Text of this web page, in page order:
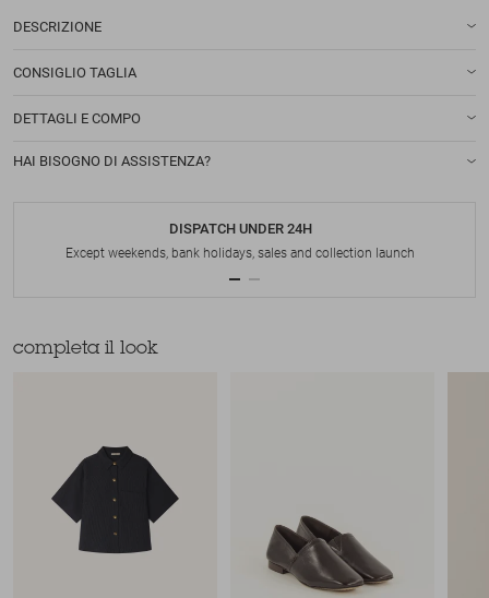
DESCRIZIONE
CONSIGLIO TAGLIA
DETTAGLI E COMPO
HAI BISOGNO DI ASSISTENZA?
DISPATCH UNDER 24H
Except weekends, bank holidays, sales and collection launch
completa il look